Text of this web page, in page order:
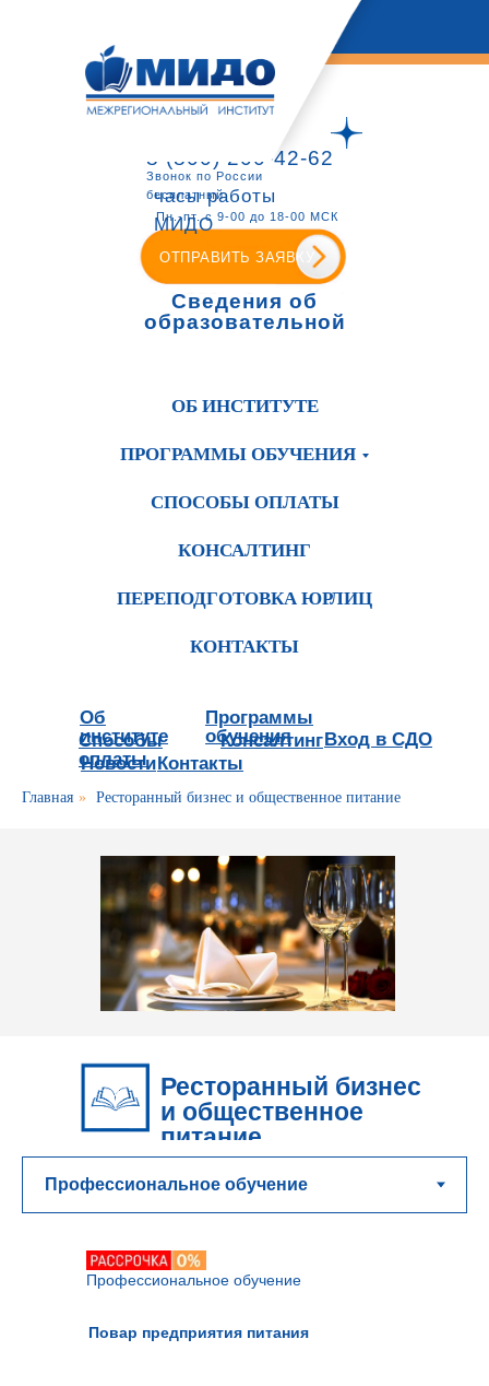
8 (800) 200-42-62
Звонок по России
бесплатный
ОТПРАВИТЬ ЗАЯВКУ
часы работы
МИДО
Пн.-пт. с 9-00 до 18-00 МСК
Сведения об
образовательной
ОБ ИНСТИТУТЕ
ПРОГРАММЫ ОБУЧЕНИЯ
СПОСОБЫ ОПЛАТЫ
КОНСАЛТИНГ
ПЕРЕПОДГОТОВКА ЮРЛИЦ
КОНТАКТЫ
Об
институте
Программы
обучения
Способы
оплаты
Консалтинг
Новости
Вход в СДО
Контакты
Главная » Ресторанный бизнес и общественное питание
Ресторанный бизнес
и общественное
питание
Повар предприятия питания
Профессиональное обучение